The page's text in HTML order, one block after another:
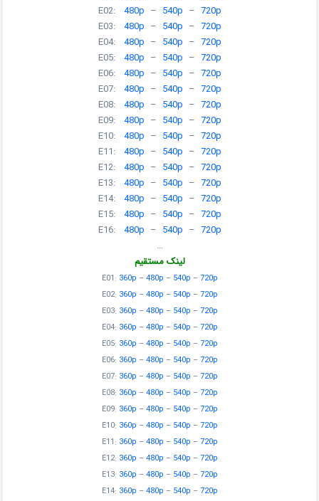
E02: 480p – 540p – 720p
E03: 480p – 540p – 720p
E04: 480p – 540p – 720p
E05: 480p – 540p – 720p
E06: 480p – 540p – 720p
E07: 480p – 540p – 720p
E08: 480p – 540p – 720p
E09: 480p – 540p – 720p
E10: 480p – 540p – 720p
E11: 480p – 540p – 720p
E12: 480p – 540p – 720p
E13: 480p – 540p – 720p
E14: 480p – 540p – 720p
E15: 480p – 540p – 720p
E16: 480p – 540p – 720p
…
لینک مستقیم
E01: 360p –480p – 540p –720p
E02: 360p –480p – 540p –720p
E03: 360p –480p – 540p –720p
E04: 360p –480p – 540p –720p
E05: 360p –480p – 540p –720p
E06: 360p –480p – 540p –720p
E07: 360p –480p – 540p –720p
E08: 360p –480p – 540p –720p
E09: 360p –480p – 540p –720p
E10: 360p –480p – 540p –720p
E11: 360p –480p – 540p –720p
E12: 360p –480p – 540p –720p
E13: 360p –480p – 540p –720p
E14: 360p –480p – 540p –720p